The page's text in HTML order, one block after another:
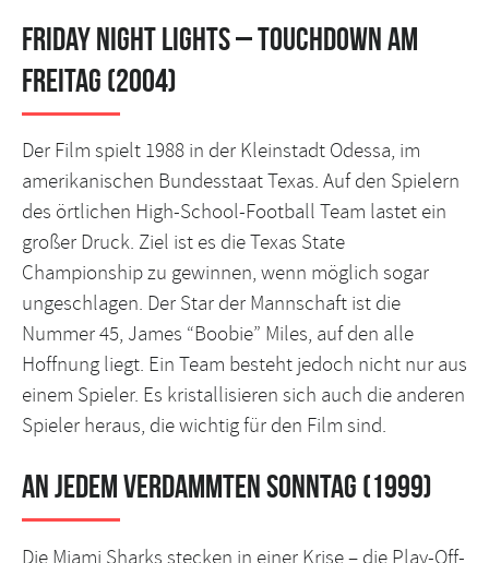
Friday Night Lights – Touchdown am
Freitag (2004)
Der Film spielt 1988 in der Kleinstadt Odessa, im
amerikanischen Bundesstaat Texas. Auf den Spielern
des örtlichen High-School-Football Team lastet ein
großer Druck. Ziel ist es die Texas State
Championship zu gewinnen, wenn möglich sogar
ungeschlagen. Der Star der Mannschaft ist die
Nummer 45, James “Boobie” Miles, auf den alle
Hoffnung liegt. Ein Team besteht jedoch nicht nur aus
einem Spieler. Es kristallisieren sich auch die anderen
Spieler heraus, die wichtig für den Film sind.
An jedem verdammten Sonntag (1999)
Die Miami Sharks stecken in einer Krise – die Play-Off-